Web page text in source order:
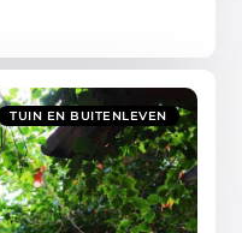
TUIN EN BUITENLEVEN